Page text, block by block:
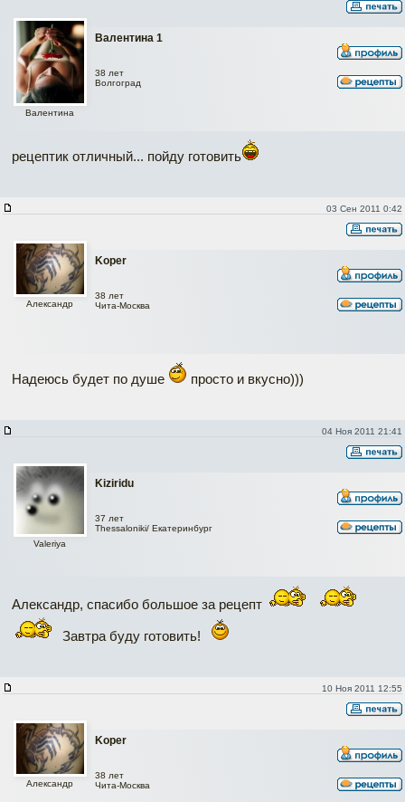
Валентина 1
Валентина
38 лет
Волгоград
рецептик отличный... пойду готовить
03 Сен 2011 0:42
Koper
Александр
38 лет
Чита-Москва
Надеюсь будет по душе просто и вкусно)))
04 Ноя 2011 21:41
Kiziridu
Valeriya
37 лет
Thessaloniki/ Екатеринбург
Александр, спасибо большое за рецепт
Завтра буду готовить!
10 Ноя 2011 12:55
Koper
Александр
38 лет
Чита-Москва